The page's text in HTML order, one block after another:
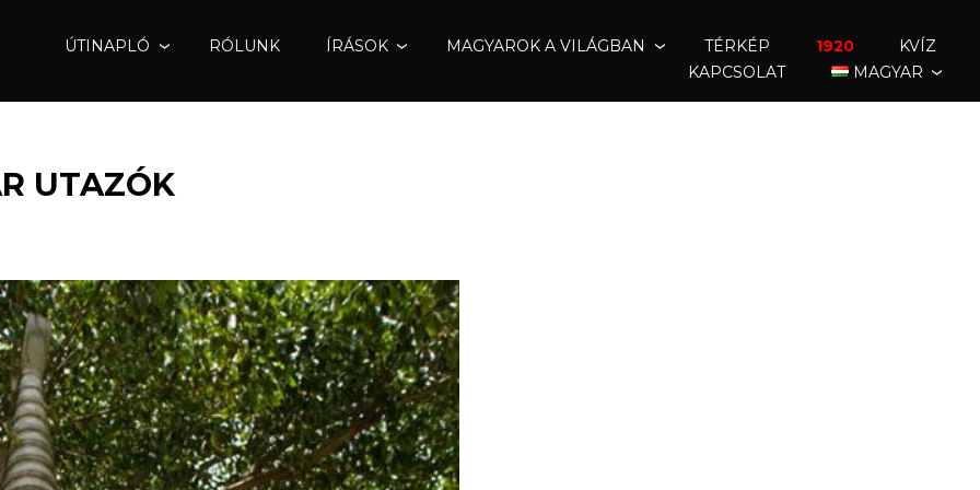
ÚTINAPLÓ RÓLUNK ÍRÁSOK MAGYAROK A VILÁGBAN TÉRKÉP 1920
KVÍZ
KAPCSOLAT
MAGYAR
UTAZÓK